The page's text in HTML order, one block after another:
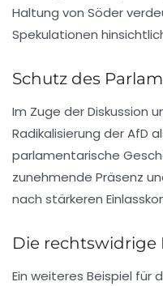
Haltung von Söder
Spekulationen
Schutz des
Im Zuge der Diskussion
Radikalisierung derAfD
parlamentarische
zunehmende Präsenz
nach stärkeren
Die
Ein weiteres Beispiel